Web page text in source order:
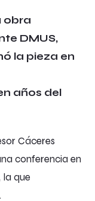
obra
DMUS,
la pieza en
años del
Cáceres
conferencia en
la que